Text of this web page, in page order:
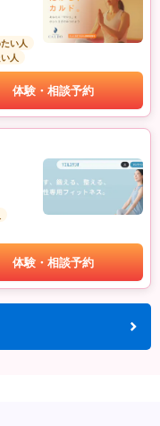
い人
人
体験・相談予約
体験・相談予約